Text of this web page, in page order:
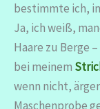
bestimmte ich,
Ja, ich weiß,
Haare zu Berge
bei meinem
wenn nicht,
Maschenprobe